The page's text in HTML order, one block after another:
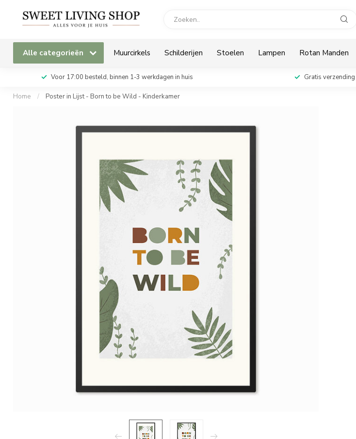
Alle categorieën Muurcirkels Schilderijen Stoelen Lampen Rotan Manden
Voor 17:00 besteld, binnen 1-3 werkdagen in huis Gratis verzending
Home / Poster in Lijst - Born to be Wild - Kinderkamer